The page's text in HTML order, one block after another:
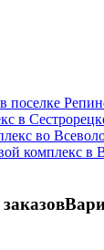
поселке
в
во
комплекс в